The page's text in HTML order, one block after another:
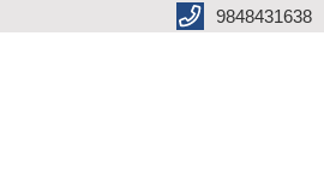
9848431638